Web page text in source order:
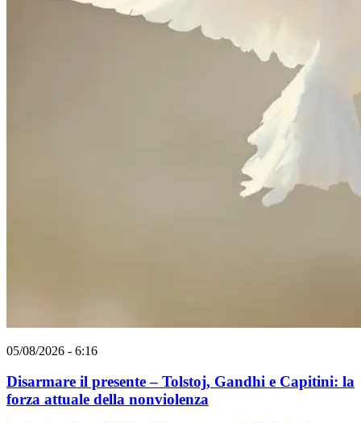
05/08/2026 - 6:16
Disarmare il presente – Tolstoj, Gandhi e Capitini: la
forza attuale della nonviolenza